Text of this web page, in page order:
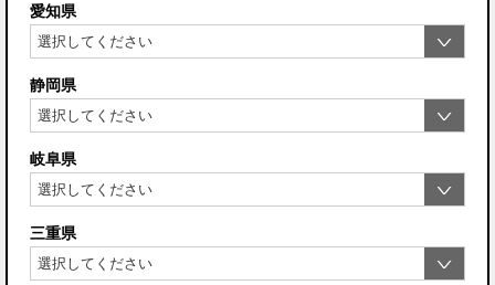
愛知県
静岡県
岐阜県
三重県